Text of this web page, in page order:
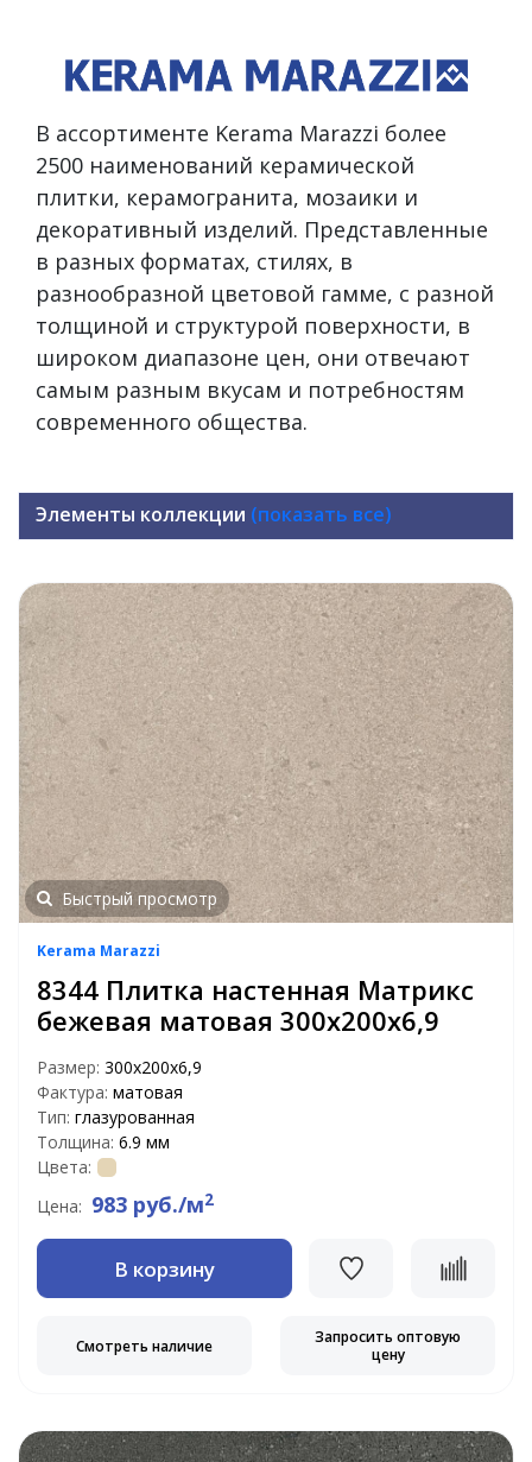
В ассортименте Kerama Marazzi более
2500 наименований керамической
плитки, керамогранита, мозаики и
декоративный изделий. Представленные
в разных форматах, стилях, в
разнообразной цветовой гамме, с разной
толщиной и структурой поверхности, в
широком диапазоне цен, они отвечают
самым разным вкусам и потребностям
современного общества.
Элементы коллекции (показать все)
Быстрый просмотр
Kerama Marazzi
8344 Плитка настенная Матрикс
бежевая матовая 300х200х6,9
Размер: 300х200х6,9
Фактура: матовая
Тип: глазурованная
Толщина: 6.9 мм
Цвета:
Цена: 983 руб./м2
В корзину
Смотреть наличие
Запросить оптовую
цену